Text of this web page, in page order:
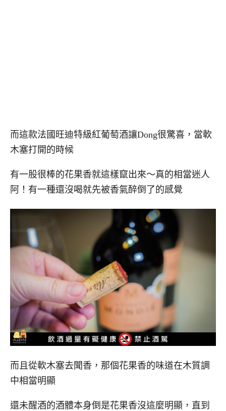
而這款法國旺迪特級紅葡萄酒讓Dong很驚喜，當軟
木塞打開的時候
有一股很棒的花果香就這樣竄出來～真的相當迷人
阿！有一種還沒喝就先被香氣醉倒了的感覺
而且從軟木塞去聞香，那個花果香的味道在木質調
中相當明顯
還未醒酒的酒體本身倒是花果香沒這麼明顯，直到